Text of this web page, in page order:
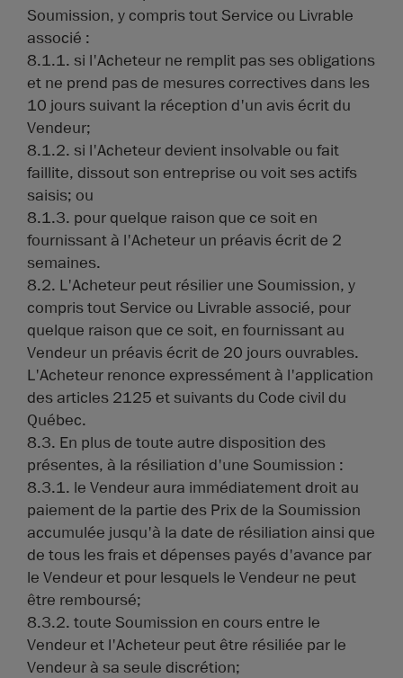
Soumission, y compris tout Service ou Livrable
associé :
8.1.1. si l'Acheteur ne remplit pas ses obligations
et ne prend pas de mesures correctives dans les
10 jours suivant la réception d'un avis écrit du
Vendeur;
8.1.2. si l'Acheteur devient insolvable ou fait
faillite, dissout son entreprise ou voit ses actifs
saisis; ou
8.1.3. pour quelque raison que ce soit en
fournissant à l'Acheteur un préavis écrit de 2
semaines.
8.2. L'Acheteur peut résilier une Soumission, y
compris tout Service ou Livrable associé, pour
quelque raison que ce soit, en fournissant au
Vendeur un préavis écrit de 20 jours ouvrables.
L'Acheteur renonce expressément à l'application
des articles 2125 et suivants du Code civil du
Québec.
8.3. En plus de toute autre disposition des
présentes, à la résiliation d'une Soumission :
8.3.1. le Vendeur aura immédiatement droit au
paiement de la partie des Prix de la Soumission
accumulée jusqu'à la date de résiliation ainsi que
de tous les frais et dépenses payés d'avance par
le Vendeur et pour lesquels le Vendeur ne peut
être remboursé;
8.3.2. toute Soumission en cours entre le
Vendeur et l'Acheteur peut être résiliée par le
Vendeur à sa seule discrétion;